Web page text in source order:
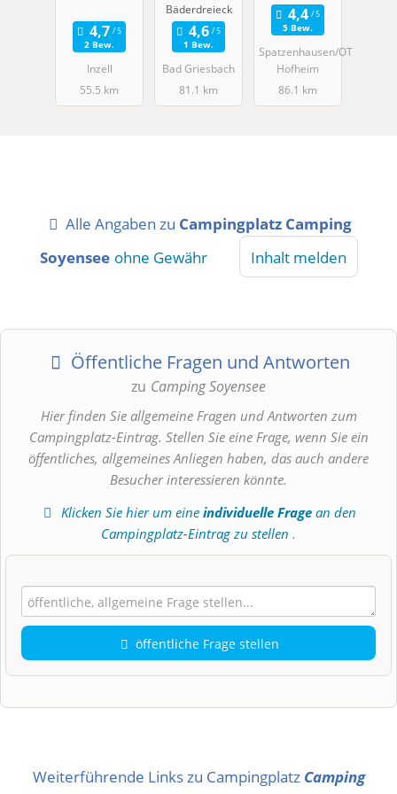
2 Bew.
Inzell
55.5 km
Bäderdreieck
1 Bew.
Bad Griesbach
81.1 km
5 Bew.
Spatzenhausen/OT
Hofheim
86.1 km
Alle Angaben zu Campingplatz Camping
Soyensee ohne Gewähr Inhalt melden
Öffentliche Fragen und Antworten
zu Camping Soyensee
Hier finden Sie allgemeine Fragen und Antworten zum
Campingplatz-Eintrag. Stellen Sie eine Frage, wenn Sie ein
öffentliches, allgemeines Anliegen haben, das auch andere
Besucher interessieren könnte.
Klicken Sie hier um eineindividuelle Frage an den
Campingplatz-Eintrag zu stellen .
öffentliche Frage stellen
Name
Weiterführende Links zu Campingplatz Camping